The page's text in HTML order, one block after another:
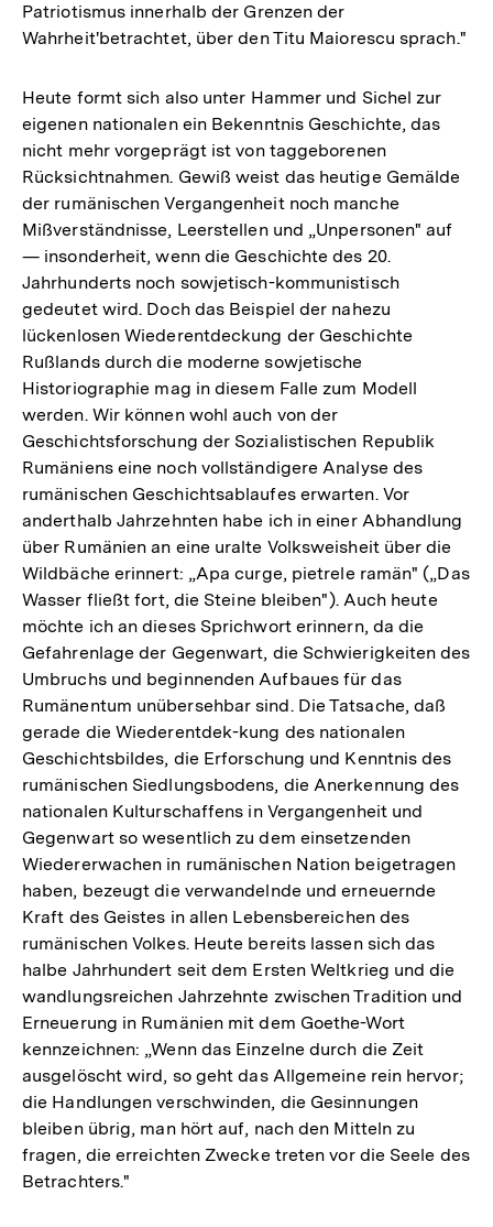
Patriotismus innerhalb der Grenzen der
Wahrheit'betrachtet, über den Titu Maiorescu sprach."
Heute formt sich also unter Hammer und Sichel zur
eigenen nationalen ein Bekenntnis Geschichte, das
nicht mehr vorgeprägt ist von taggeborenen
Rücksichtnahmen. Gewiß weist das heutige Gemälde
der rumänischen Vergangenheit noch manche
Mißverständnisse, Leerstellen und „Unpersonen" auf
— insonderheit, wenn die Geschichte des 20.
Jahrhunderts noch sowjetisch-kommunistisch
gedeutet wird. Doch das Beispiel der nahezu
lückenlosen Wiederentdeckung der Geschichte
Rußlands durch die moderne sowjetische
Historiographie mag in diesem Falle zum Modell
werden. Wir können wohl auch von der
Geschichtsforschung der Sozialistischen Republik
Rumäniens eine noch vollständigere Analyse des
rumänischen Geschichtsablaufes erwarten. Vor
anderthalb Jahrzehnten habe ich in einer Abhandlung
über Rumänien an eine uralte Volksweisheit über die
Wildbäche erinnert: „Apa curge, pietrele ramän" („Das
Wasser fließt fort, die Steine bleiben"). Auch heute
möchte ich an dieses Sprichwort erinnern, da die
Gefahrenlage der Gegenwart, die Schwierigkeiten des
Umbruchs und beginnenden Aufbaues für das
Rumänentum unübersehbar sind. Die Tatsache, daß
gerade die Wiederentdek-kung des nationalen
Geschichtsbildes, die Erforschung und Kenntnis des
rumänischen Siedlungsbodens, die Anerkennung des
nationalen Kulturschaffens in Vergangenheit und
Gegenwart so wesentlich zu dem einsetzenden
Wiedererwachen in rumänischen Nation beigetragen
haben, bezeugt die verwandelnde und erneuernde
Kraft des Geistes in allen Lebensbereichen des
rumänischen Volkes. Heute bereits lassen sich das
halbe Jahrhundert seit dem Ersten Weltkrieg und die
wandlungsreichen Jahrzehnte zwischen Tradition und
Erneuerung in Rumänien mit dem Goethe-Wort
kennzeichnen: „Wenn das Einzelne durch die Zeit
ausgelöscht wird, so geht das Allgemeine rein hervor;
die Handlungen verschwinden, die Gesinnungen
bleiben übrig, man hört auf, nach den Mitteln zu
fragen, die erreichten Zwecke treten vor die Seele des
Betrachters."